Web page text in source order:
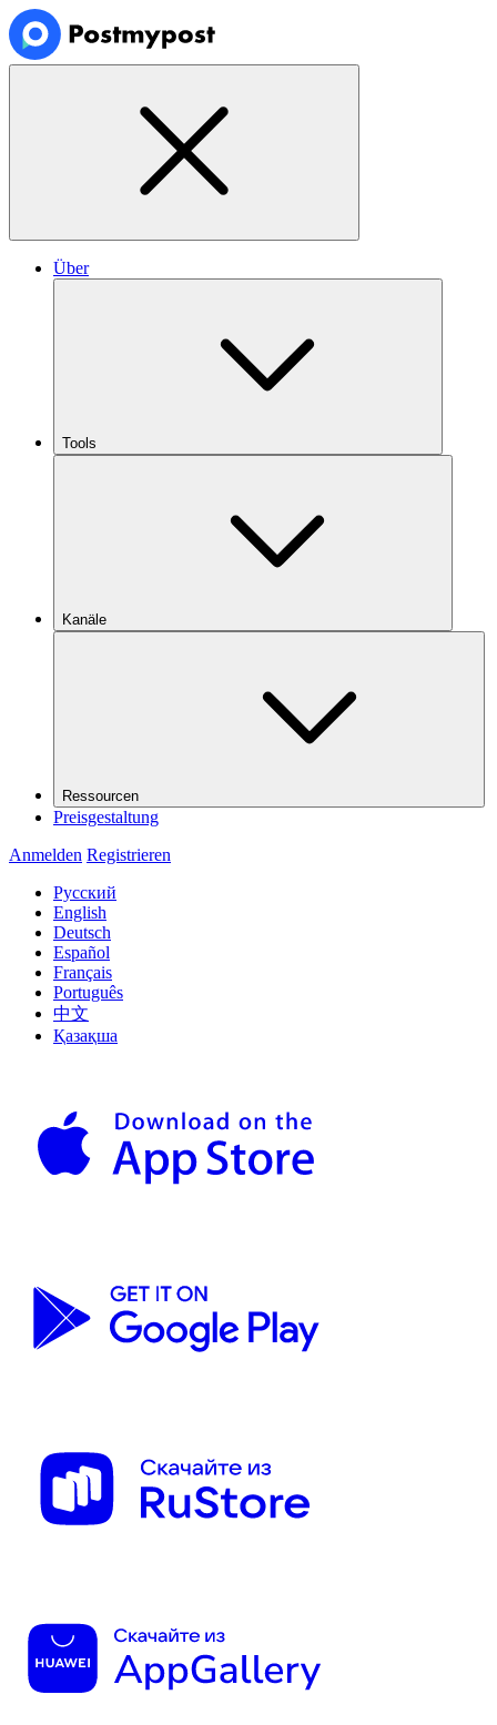
Über
Tools
Kanäle
Ressourcen
Preisgestaltung
Anmelden Registrieren
Русский
English
Deutsch
Español
Français
Português
中文
Қазақша